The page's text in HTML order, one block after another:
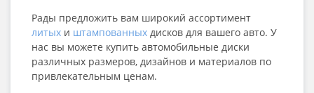
Рады предложить вам широкий ассортимент
литых и штампованных дисков для вашего авто. У
нас вы можете купить автомобильные диски
различных размеров, дизайнов и материалов по
привлекательным ценам.